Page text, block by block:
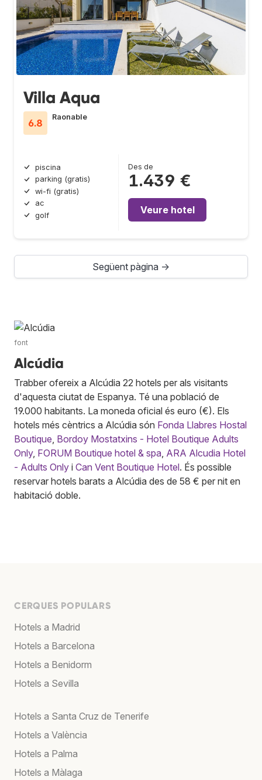
Villa Aqua
6.8
Raonable
piscina
parking (gratis)
wi-fi (gratis)
ac
golf
Des de
1.439 €
Veure hotel
Següent pàgina →
font
Alcúdia
Trabber ofereix a Alcúdia 22 hotels per als visitants
d'aquesta ciutat de Espanya. Té una població de
19.000 habitants. La moneda oficial és euro (€). Els
hotels més cèntrics a Alcúdia són Fonda Llabres Hostal
Boutique, Bordoy Mostatxins - Hotel Boutique Adults
Only, FORUM Boutique hotel & spa, ARA Alcudia Hotel
- Adults Only i Can Vent Boutique Hotel. És possible
reservar hotels barats a Alcúdia des de 58 € per nit en
habitació doble.
CERQUES POPULARS
Hotels a Madrid
Hotels a Barcelona
Hotels a Benidorm
Hotels a Sevilla
Hotels a Santa Cruz de Tenerife
Hotels a València
Hotels a Palma
Hotels a Màlaga